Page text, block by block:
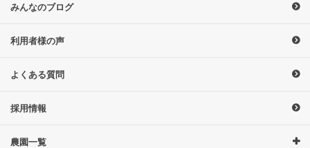
みんなのブログ
利用者様の声
よくある質問
採用情報
農園一覧